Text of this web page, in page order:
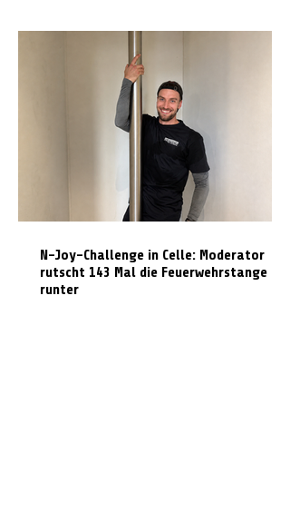
N-Joy-Challenge in Celle: Moderator
rutscht 143 Mal die Feuerwehrstange
runter